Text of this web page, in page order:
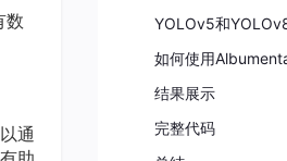
数
通
YOLOv5和
如何使用
结果展示
完整代码